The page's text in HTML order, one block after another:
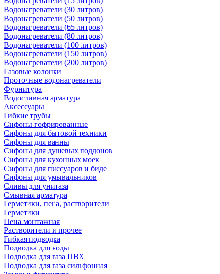
Водонагреватели (30 литров)
Водонагреватели (50 литров)
Водонагреватели (65 литров)
Водонагреватели (80 литров)
Водонагреватели (100 литров)
Водонагреватели (150 литров)
Водонагреватели (200 литров)
Газовые колонки
Проточные водонагреватели
Фурнитура
Водосливная арматура
Аксессуары
Гибкие трубы
Сифоны гофрированные
Сифоны для бытовой техники
Сифоны для ванны
Сифоны для душевых поддонов
Сифоны для кухонных моек
Сифоны для писсуаров и биде
Сифоны для умывальников
Сливы для унитаза
Смывная арматура
Герметики, пена, растворители
Герметики
Пена монтажная
Растворители и прочее
Гибкая подводка
Подводка для воды
Подводка для газа ПВХ
Подводка для газа сильфонная